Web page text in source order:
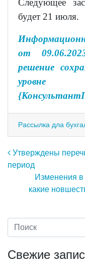
будет 21 июля.
от
решение
уровне
Рассылка дла
Навигация
Утверждены
период
Изменения в
какие
Свежие